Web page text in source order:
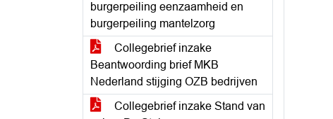
burgerpeiling eenzaamheid en
burgerpeiling mantelzorg
Collegebrief inzake
Beantwoording brief MKB
Nederland stijging OZB bedrijven
Collegebrief inzake Stand van